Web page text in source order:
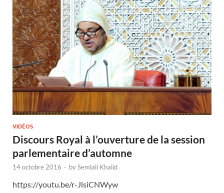
VIDÉOS
Discours Royal à l’ouverture de la session
parlementaire d’automne
14 octobre 2016 - bySemlali Khalid
https://youtu.be/r-JlsiCNWyw